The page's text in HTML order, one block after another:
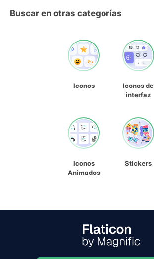
Buscar en otras categorías
Iconos
Iconos de
interfaz
Iconos
Animados
Stickers